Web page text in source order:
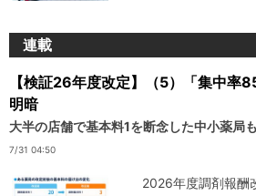
連載
【検証26年度改定】（5）「集中率
明暗
大半の店舗で基本料1を断念した中小薬局も
7/31 04:50
2026年度調剤報酬